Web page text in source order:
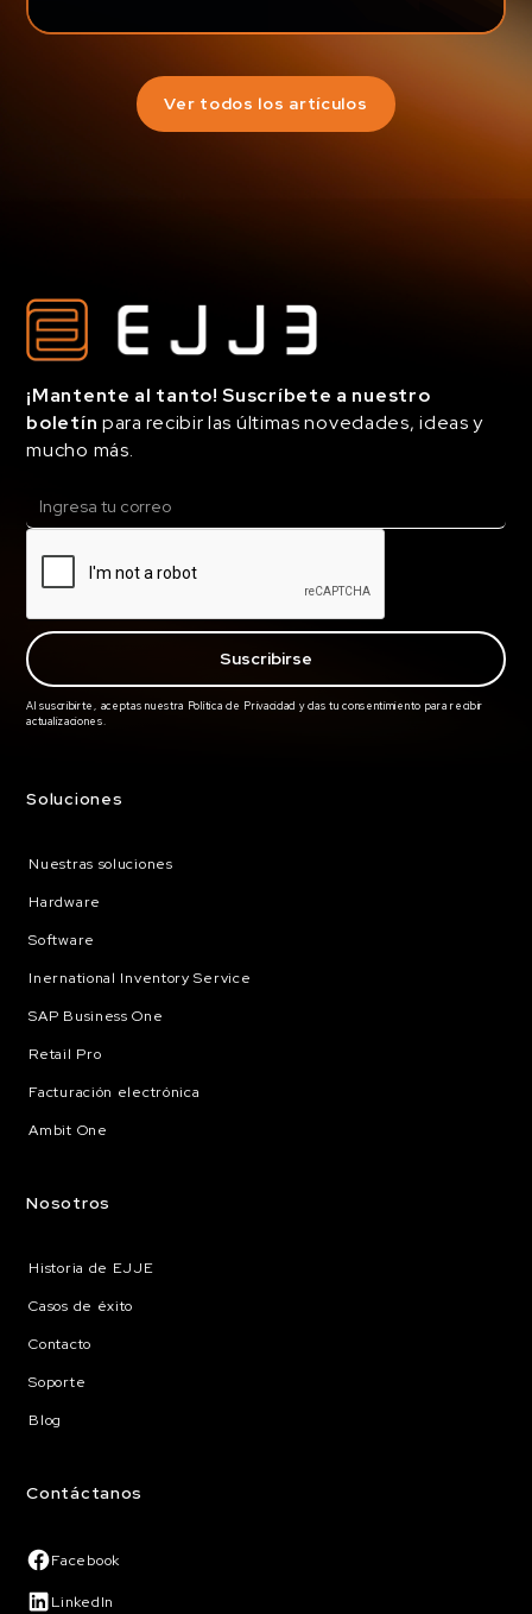
Ver todos los artículos
¡Mantente al tanto! Suscríbete a nuestro
boletín para recibir las últimas novedades, ideas y
mucho más.
Al suscribirte, aceptas nuestra Política de Privacidad y das tu consentimiento para recibir
actualizaciones.
Soluciones
Nuestras soluciones
Hardware
Software
Inernational Inventory Service
SAP Business One
Retail Pro
Facturación electrónica
Ambit One
Nosotros
Historia de EJJE
Casos de éxito
Contacto
Soporte
Blog
Contáctanos
Facebook
LinkedIn